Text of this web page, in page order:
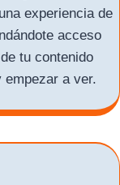
experiencia de
acceso
tu contenido
a ver.